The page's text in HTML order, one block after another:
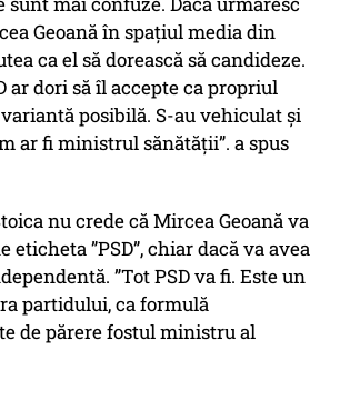
Geoană în spațiul media din
ca el să dorească să candideze.
ar dori să îl accepte ca propriul
posibilă. S-au vehiculat și
ar fi ministrul sănătății”. a spus
nu crede că Mircea Geoană va
eticheta ”PSD”, chiar dacă va avea
”Tot PSD va fi. Este un
partidului, ca formulă
de părere fostul ministru al